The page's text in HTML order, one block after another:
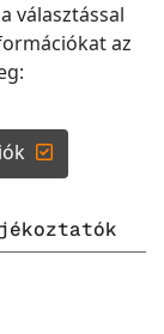
választással
az